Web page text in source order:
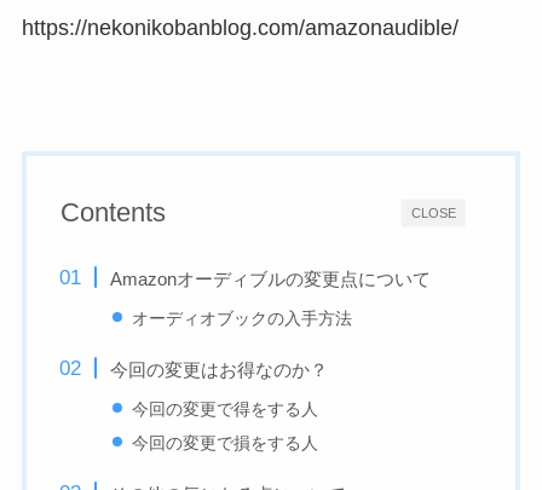
https://nekonikobanblog.com/amazonaudible/
CLOSE
Contents
Amazonオーディブルの変更点について
オーディオブックの入手方法
今回の変更はお得なのか？
今回の変更で得をする人
今回の変更で損をする人